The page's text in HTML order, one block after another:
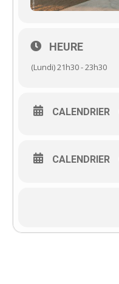
HEURE
(Lundi) 21h30 - 23h30
CALENDRIER
CALENDRIER